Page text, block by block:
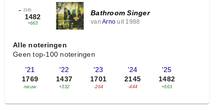
← 2145
1482
+663
Bathroom Singer
van Arno uit 1988
Alle noteringen
Geen top-100 noteringen
'21
1769
nieuw
'22
1437
+332
'23
1701
-264
'24
2145
-444
'25
1482
+663